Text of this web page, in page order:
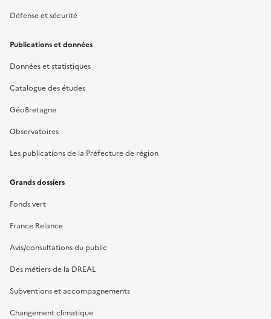
Défense et sécurité
Publications et données
Données et statistiques
Catalogue des études
GéoBretagne
Observatoires
Les publications de la Préfecture de région
Grands dossiers
Fonds vert
France Relance
Avis/consultations du public
Des métiers de la DREAL
Subventions et accompagnements
Changement climatique